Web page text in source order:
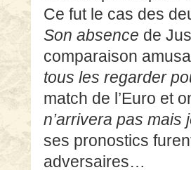
tous les regarder
match de l’Euro et
n’arrivera pas mais
ses pronostics
adversaires…
Revenons-en aux
Stock ?« Pas de
courte, la plus